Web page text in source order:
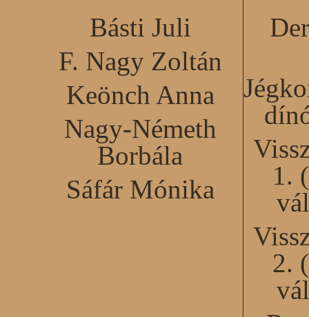
Básti Juli
F. Nagy Zoltán
Keönch Anna
Nagy-Németh
Borbála
Sáfár Mónika
1.
2.